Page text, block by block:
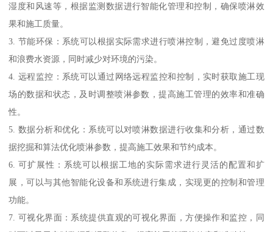
湿度和风速等，根据监测数据进行智能化管理和控制，确保喷淋效
果和施工质量。
3. 节能环保：系统可以根据实际需求进行喷淋控制，避免过度喷淋
和浪费水资源，同时减少对环境的污染。
4. 远程监控：系统可以通过网络远程监控和控制，实时获取施工现
场的数据和状态，及时调整喷淋参数，提高施工管理的效率和准确
性。
5. 数据分析和优化：系统可以对喷淋数据进行收集和分析，通过数
据挖掘和算法优化喷淋参数，提高施工效果和节约成本。
6. 可扩展性：系统可以根据工地的实际需求进行灵活的配置和扩
展，可以与其他智能化设备和系统进行集成，实现更的控制和管理
功能。
7. 可视化界面：系统提供直观的可视化界面，方便操作和监控，同